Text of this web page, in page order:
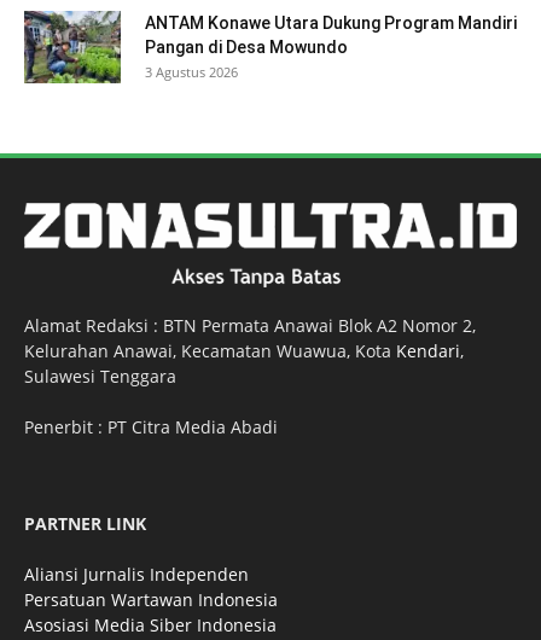
ANTAM Konawe Utara Dukung Program Mandiri
Pangan di Desa Mowundo
3 Agustus 2026
Alamat Redaksi : BTN Permata Anawai Blok A2 Nomor 2,
Kelurahan Anawai, Kecamatan Wuawua, Kota Kendari,
Sulawesi Tenggara
Penerbit : PT Citra Media Abadi
PARTNER LINK
Aliansi Jurnalis Independen
Persatuan Wartawan Indonesia
Asosiasi Media Siber Indonesia